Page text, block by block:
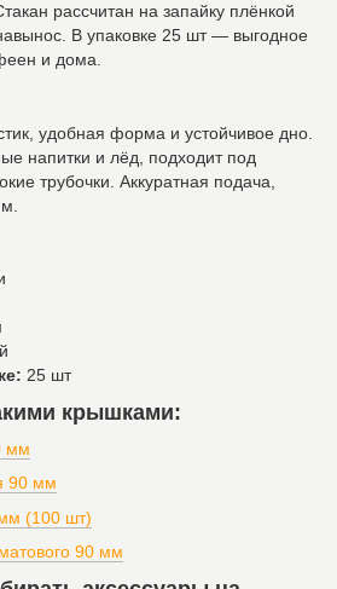
рассчитан на запайку плёнкой
В упаковке 25 шт — выгодное
и дома.
удобная форма и устойчивое дно.
напитки и лёд, подходит под
трубочки. Аккуратная подача,
25 шт
крышками:
мм
90 мм
(100 шт)
90 мм